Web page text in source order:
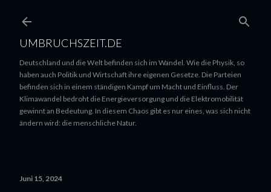
UMBRUCHSZEIT.DE
Deutschland und die Welt befinden sich im Wandel. Wie die Physik, so
haben auch Politik und Wirtschaft ihre eigenen Gesetze. Die Parteien
befinden sich in einem ständigen Kampf um Macht und Einfluss. Der
Klimawandel bedroht die Energieversorgung und die Elektromobilität
gewinnt an Bedeutung. In diesem Chaos gibt es nur eines, was sich nicht
ändern wird: die menschliche Natur.
Juni 15, 2024